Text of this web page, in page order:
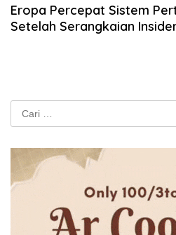
Eropa Percepat Sistem
Setelah Serangkaian
Cari
untuk: